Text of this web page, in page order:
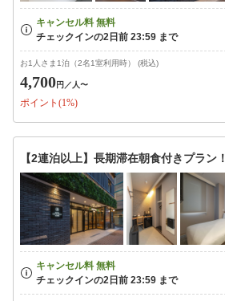
お1人さま1泊（2名1室利用時） (税込)
4,700円 ／人〜
ポイント(1%)
【2連泊以上】長期滞在朝食付きプラン！